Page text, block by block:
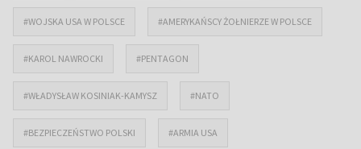
#WOJSKA USA W POLSCE #AMERYKAŃSCY ŻOŁNIERZE W POLSCE
#KAROL NAWROCKI #PENTAGON
#WŁADYSŁAW KOSINIAK-KAMYSZ #NATO
#BEZPIECZEŃSTWO POLSKI #ARMIA USA